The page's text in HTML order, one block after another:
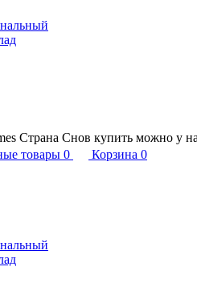
Страна Снов купить можно у
товары 0 Корзина 0